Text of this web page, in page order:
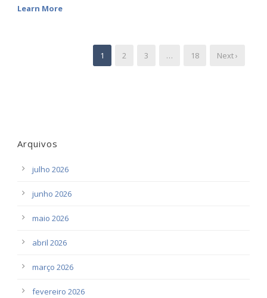
Learn More
1 2 3 … 18 Next ›
Arquivos
julho 2026
junho 2026
maio 2026
abril 2026
março 2026
fevereiro 2026